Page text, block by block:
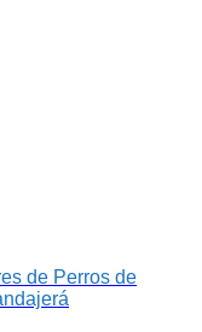
de Perros de